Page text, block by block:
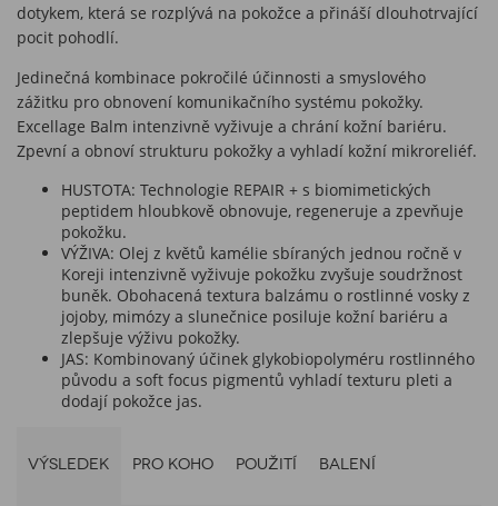
dotykem, která se rozplývá na pokožce a přináší dlouhotrvající
pocit pohodlí.
Jedinečná kombinace pokročilé účinnosti a smyslového
zážitku pro obnovení komunikačního systému pokožky.
Excellage Balm intenzivně vyživuje a chrání kožní bariéru.
Zpevní a obnoví strukturu pokožky a vyhladí kožní mikroreliéf.
HUSTOTA: Technologie REPAIR + s biomimetických
peptidem hloubkově obnovuje, regeneruje a zpevňuje
pokožku.
VÝŽIVA: Olej z květů kamélie sbíraných jednou ročně v
Koreji intenzivně vyživuje pokožku zvyšuje soudržnost
buněk. Obohacená textura balzámu o rostlinné vosky z
jojoby, mimózy a slunečnice posiluje kožní bariéru a
zlepšuje výživu pokožky.
JAS: Kombinovaný účinek glykobiopolyméru rostlinného
původu a soft focus pigmentů vyhladí texturu pleti a
dodají pokožce jas.
VÝSLEDEK PRO KOHO POUŽITÍ BALENÍ